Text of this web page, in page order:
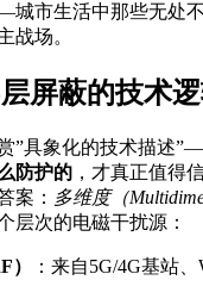
市生活中那些无处
战场。
屏蔽的技术
”具象化的技术描述
防护的 ，才真正值得
案： 多维度（
层次的电磁干扰源：
）
：来自5G/4G基站